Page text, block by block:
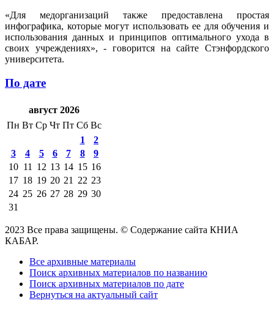
«Для медорганизаций также предоставлена простая
инфографика, которые могут использовать ее для обучения и
использования данных и принципов оптимального ухода в
своих учреждениях», - говорится на сайте Стэнфордского
университета.
По дате
август 2026
Пн Вт Ср Чт Пт Сб Вс
1
2
3
4 5 6 7 8
9
10 11 12 13 14 15 16
17 18 19 20 21 22 23
24 25 26 27 28 29 30
31
2023 Все права защищены. © Содержание сайта КНИА
КАБАР.
Все архивные материалы
Поиск архивных материалов по названию
Поиск архивных материалов по дате
Вернуться на актуальный сайт